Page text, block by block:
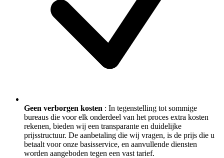
Geen verborgen kosten : In tegenstelling tot sommige
bureaus die voor elk onderdeel van het proces extra kosten
rekenen, bieden wij een transparante en duidelijke
prijsstructuur. De aanbetaling die wij vragen, is de prijs die u
betaalt voor onze basisservice, en aanvullende diensten
worden aangeboden tegen een vast tarief.